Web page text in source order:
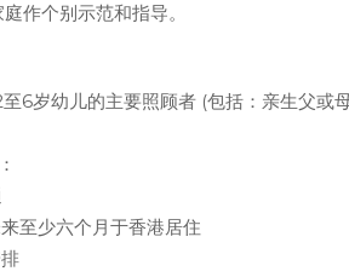
作个别示范和指导。
6岁幼儿的主要照顾者 (包括：亲生父或
至少六个月于香港居住